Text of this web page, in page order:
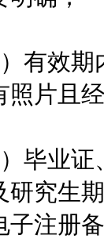
效期内
照片且
业证、
研究生
子注册